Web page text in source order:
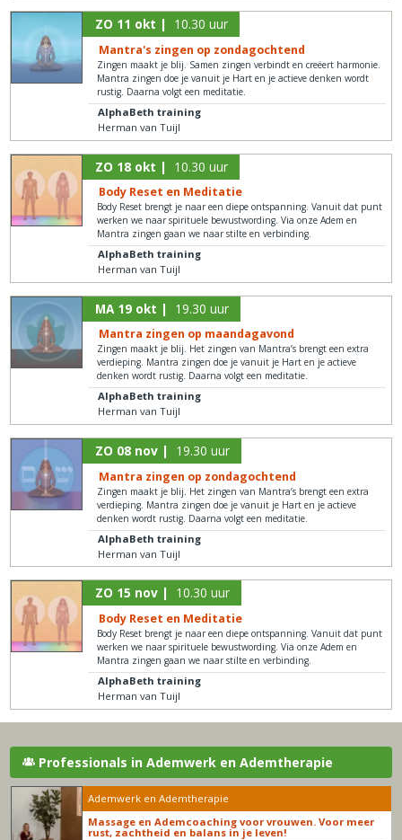
ZO 11 okt | 10.30 uur
Mantra's zingen op zondagochtend
Zingen maakt je blij. Samen zingen verbindt en creëert harmonie.
Mantra zingen doe je vanuit je Hart en je actieve denken wordt
rustig. Daarna volgt een meditatie.
AlphaBeth training
Herman van Tuijl
ZO 18 okt | 10.30 uur
Body Reset en Meditatie
Body Reset brengt je naar een diepe ontspanning. Vanuit dat punt
werken we naar spirituele bewustwording. Via onze Adem en
Mantra zingen gaan we naar stilte en verbinding.
AlphaBeth training
Herman van Tuijl
MA 19 okt | 19.30 uur
Mantra zingen op maandagavond
Zingen maakt je blij. Het zingen van Mantra’s brengt een extra
verdieping. Mantra zingen doe je vanuit je Hart en je actieve
denken wordt rustig. Daarna volgt een meditatie.
AlphaBeth training
Herman van Tuijl
ZO 08 nov | 19.30 uur
Mantra zingen op zondagochtend
Zingen maakt je blij. Het zingen van Mantra’s brengt een extra
verdieping. Mantra zingen doe je vanuit je Hart en je actieve
denken wordt rustig. Daarna volgt een meditatie.
AlphaBeth training
Herman van Tuijl
ZO 15 nov | 10.30 uur
Body Reset en Meditatie
Body Reset brengt je naar een diepe ontspanning. Vanuit dat punt
werken we naar spirituele bewustwording. Via onze Adem en
Mantra zingen gaan we naar stilte en verbinding.
AlphaBeth training
Herman van Tuijl
Professionals in Ademwerk en Ademtherapie
Ademwerk en Ademtherapie
Massage en Ademcoaching voor vrouwen. Voor meer
rust, zachtheid en balans in je leven!